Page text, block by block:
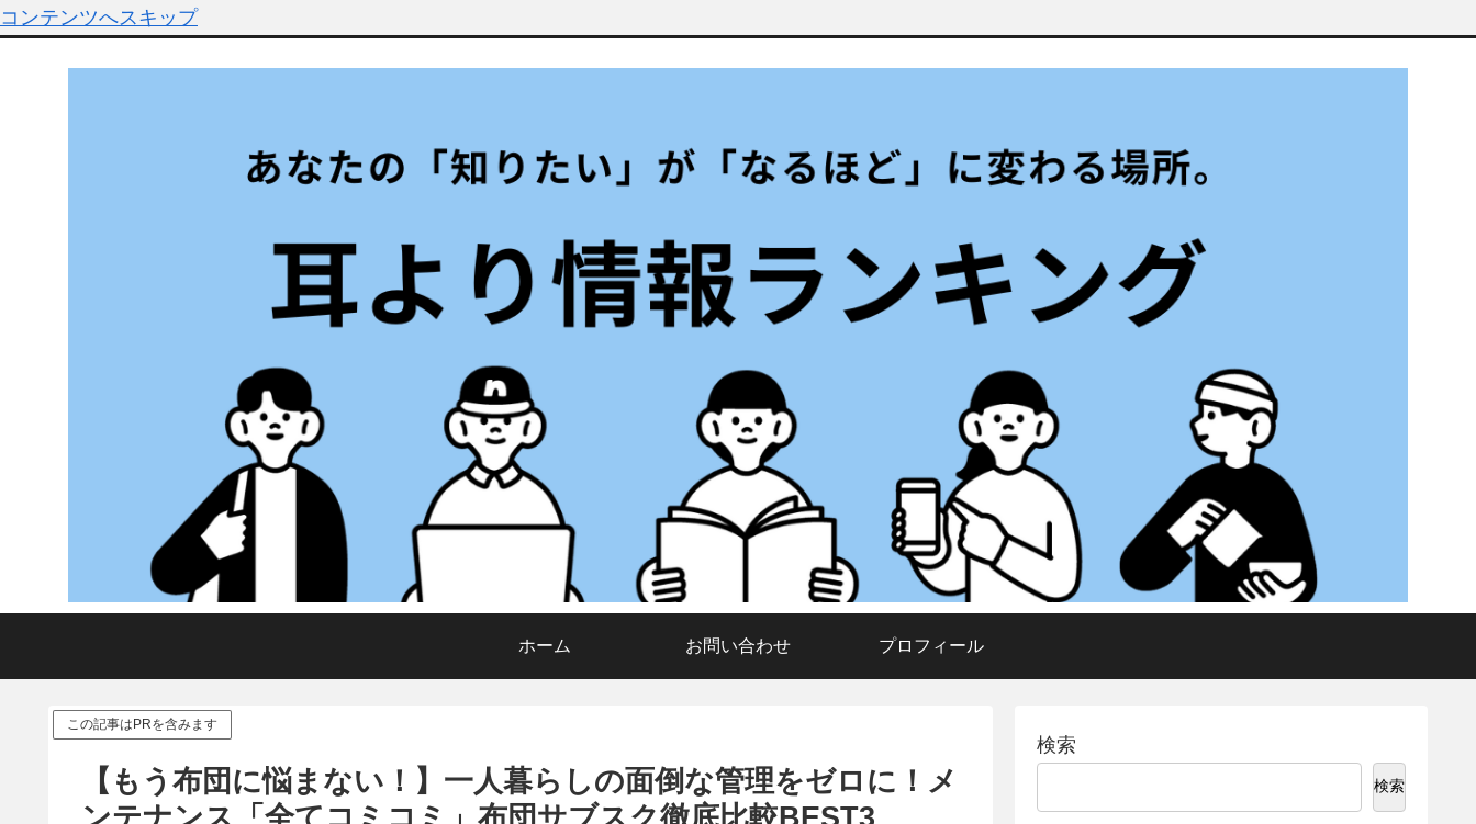
コンテンツへスキップ
ホーム お問い合わせ プロフィール
この記事はPRを含みます
【もう布団に悩まない！】一人暮らしの面倒な管理をゼロに！メ
ンテナンス「全てコミコミ」布団サブスク徹底比較BEST3
検索
検索